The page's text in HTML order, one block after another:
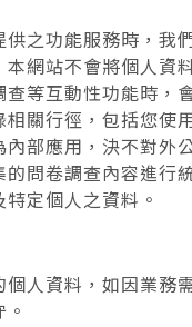
之功能服務時，
網站不會將個人資
等互動性功能時，
關行徑，包括您
部應用，決不對外
問卷調查內容進
定個人之資料。
人資料，如因業